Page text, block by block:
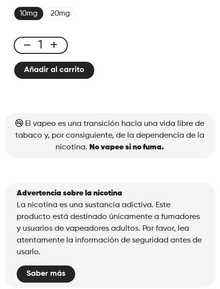
10mg 20mg
E-
liquid
10mlAñadir al carrito
El vapeo es una transición hacia una vida libre de
tabaco y, por consiguiente, de la dependencia de la
nicotina. No vapee si no fuma.
Advertencia sobre la nicotina
La nicotina es una sustancia adictiva. Este
producto está destinado únicamente a fumadores
y usuarios de vapeadores adultos. Por favor, lea
atentamente la información de seguridad antes de
usarlo.
Saber más